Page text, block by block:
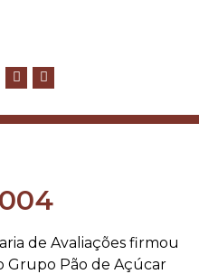
de Avaliações firmou
Grupo Pão de Açúcar